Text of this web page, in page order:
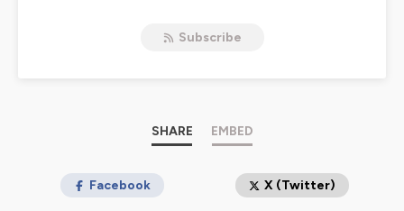
pour plus d'informations.
Subscribe
SHARE EMBED
Facebook X (Twitter)